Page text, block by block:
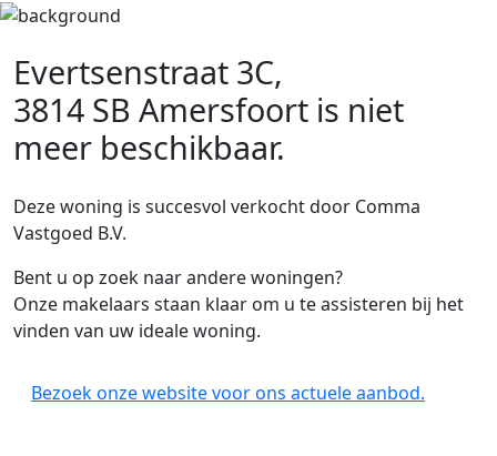
Evertsenstraat 3C,
3814 SB Amersfoort is niet
meer beschikbaar.
Deze woning is succesvol verkocht door Comma
Vastgoed B.V.
Bent u op zoek naar andere woningen?
Onze makelaars staan klaar om u te assisteren bij het
vinden van uw ideale woning.
Bezoek onze website voor ons actuele aanbod.